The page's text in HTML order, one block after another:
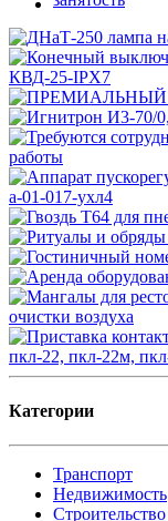
Категории
Транспорт
Недвижимость
Строительство